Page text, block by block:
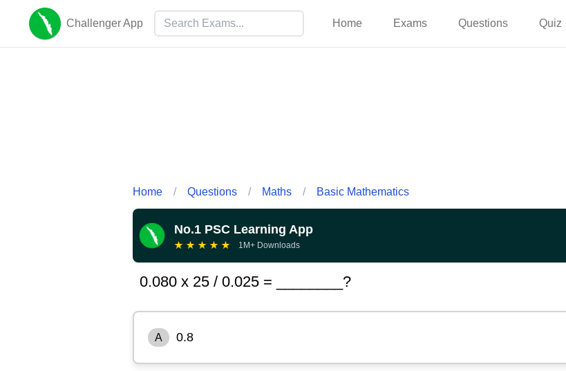
Challenger App Home Exams Questions Quiz
Home / Questions / Maths / Basic Mathematics
No.1 PSC Learning App
★ ★ ★ ★ ★ 1M+ Downloads
0.080 x 25 / 0.025 = ________?
A 0.8